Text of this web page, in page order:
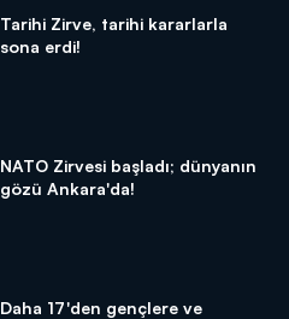
Tarihi Zirve, tarihi kararlarla
sona erdi!
NATO Zirvesi başladı; dünyanın
gözü Ankara'da!
Daha 17'den gençlere ve